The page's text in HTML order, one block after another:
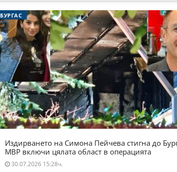
БУРГАС
Издирването на Симона Пейчева стигна до
МВР включи цялата област в операцията
30.07.2026 15:28ч.